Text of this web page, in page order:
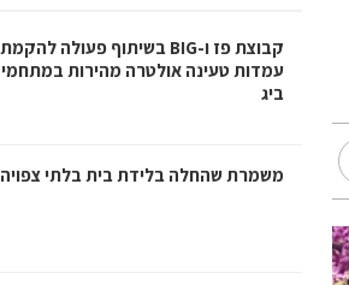
קבוצת פז ו-BIG בשיתוף פעולה להקמת
עמדות טעינה אולטרה מהירות במתחמי
ביג
משמרת שהחלה בלידת בית בלתי צפויה